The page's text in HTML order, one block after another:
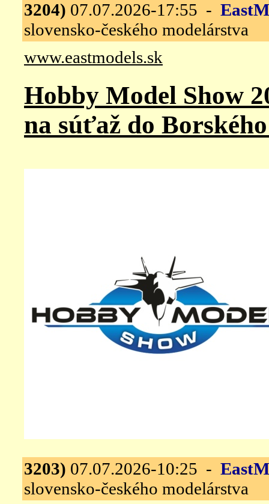
3204) 07.07.2026-17:55 -
slovensko-českého modelárstva
www.eastmodels.sk
Hobby Model Show
na súťaž do
3203) 07.07.2026-10:25 -
slovensko-českého modelárstva